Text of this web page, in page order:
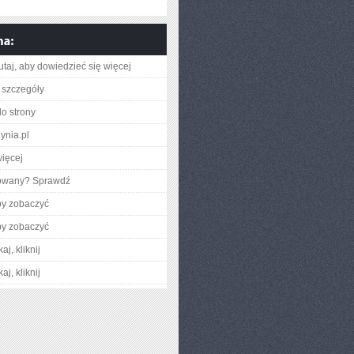
aby dowiedzieć się więcej
strony
Sprawdź
zobaczyć
zobaczyć
kliknij
kliknij